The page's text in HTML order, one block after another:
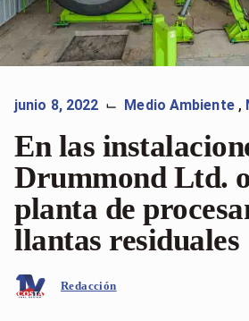
junio 8, 2022 ⌙ Medio Ambiente ,
En las
Drummond Ltd.
planta de
llantas residuales
Redacción